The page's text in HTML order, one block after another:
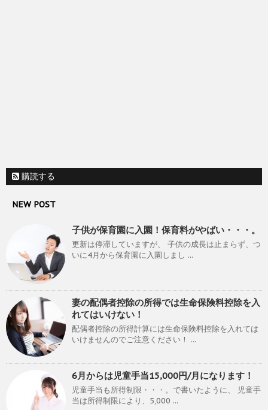
購読する
NEW POST
子供が保育園に入園！保育料がやばい・・・。
更新は停滞していますが、 子供の成長は止まらず、つ
いに4月から保育園に入園しまし ...
妻の配偶者控除の所得では生命保険料控除を入
れてはいけない！
配偶者控除の所得計算には生命保険料控除を入れては
いけませんのでご注意ください！ ...
6月からは児童手当15,000円/月になります！
児童手当も所得制限・・・。で書いたように、 児童手
当は所得制限により、5,000 ...